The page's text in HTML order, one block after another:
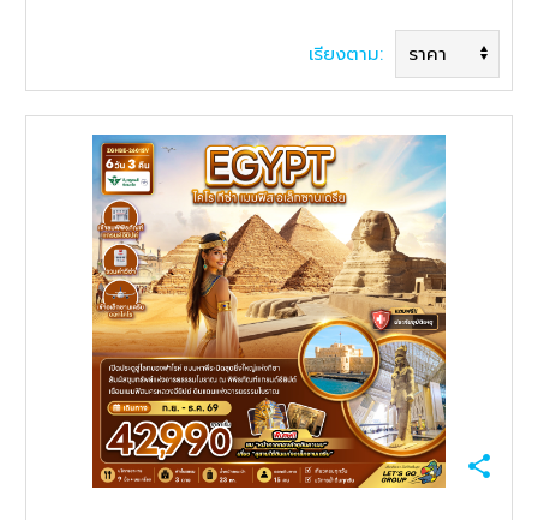
ค้นหาทัวร์
เรียงตาม: